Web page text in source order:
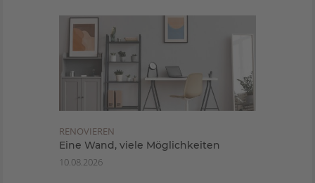
RENOVIEREN
Eine Wand, viele Möglichkeiten
10.08.2026